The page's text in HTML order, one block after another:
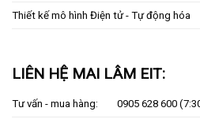
Thiết kế mô hình Điện tử - Tự động hóa
LIÊN HỆ MAI LÂM EIT:
Tư vấn - mua hàng: 0905 628 600